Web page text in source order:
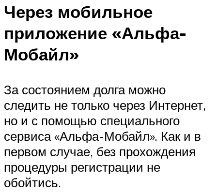
Через мобильное
приложение «Альфа-
Мобайл»
За состоянием долга можно
следить не только через Интернет,
но и с помощью специального
сервиса «Альфа-Мобайл». Как и в
первом случае, без прохождения
процедуры регистрации не
обойтись.